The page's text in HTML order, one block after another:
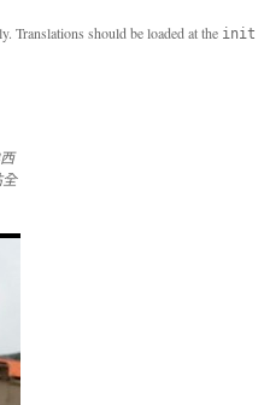
Translations should be loaded at the init
全